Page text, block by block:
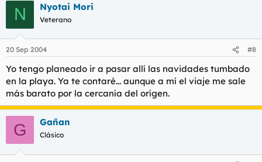
N Nyotai Mori
Veterano
20 Sep 2004 #8
Yo tengo planeado ir a pasar allí las navidades tumbado
en la playa. Ya te contaré... aunque a mí el viaje me sale
más barato por la cercanía del orígen.
G Gañan
Clásico